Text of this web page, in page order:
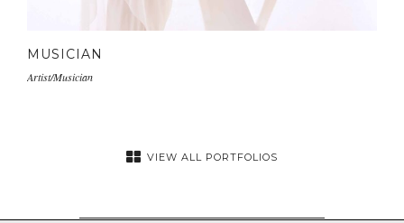
MUSICIAN
Artist/Musician
VIEW ALL PORTFOLIOS